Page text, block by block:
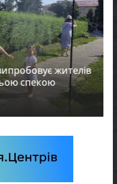
жителів
спекою